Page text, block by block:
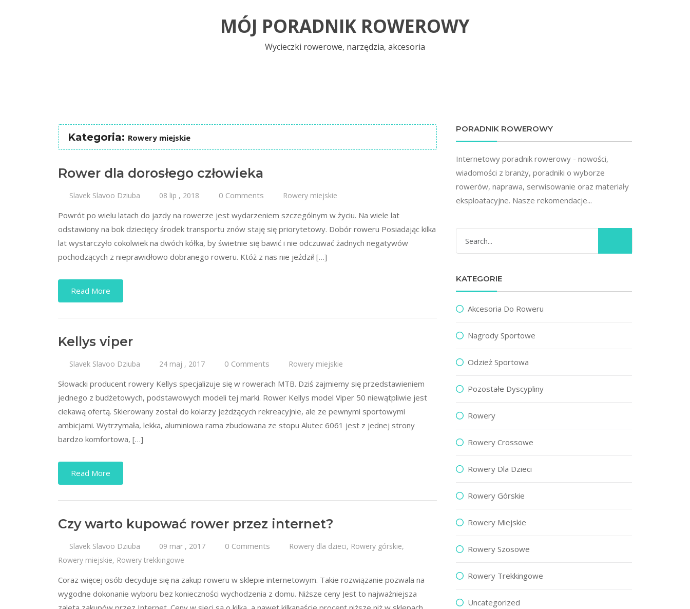
MÓJ PORADNIK ROWEROWY
Wycieczki rowerowe, narzędzia, akcesoria
Kategoria: Rowery miejskie
Rower dla dorosłego człowieka
Slavek Slavoo Dziuba 08 lip , 2018 0 Comments Rowery miejskie
Powrót po wielu latach do jazdy na rowerze jest wydarzeniem szczególnym w życiu. Na wiele lat
odstawiony na bok dziecięcy środek transportu znów staję się priorytetowy. Dobór roweru Posiadając kilka
lat wystarczyło cokolwiek na dwóch kółka, by świetnie się bawić i nie odczuwać żadnych negatywów
pochodzących z nieprawidłowo dobranego roweru. Któż z nas nie jeździł […]
Read More
Kellys viper
Slavek Slavoo Dziuba 24 maj , 2017 0 Comments Rowery miejskie
Słowacki producent rowery Kellys specjalizuje się w rowerach MTB. Dziś zajmiemy się przedstawieniem
jednego z budżetowych, podstawowych modeli tej marki. Rower Kellys model Viper 50 niewątpliwie jest
ciekawą ofertą. Skierowany został do kolarzy jeżdżących rekreacyjnie, ale ze pewnymi sportowymi
ambicjami. Wytrzymała, lekka, aluminiowa rama zbudowana ze stopu Alutec 6061 jest z jednej strony
bardzo komfortowa, […]
Read More
Czy warto kupować rower przez internet?
Slavek Slavoo Dziuba 09 mar , 2017 0 Comments Rowery dla dzieci, Rowery górskie,
Rowery miejskie, Rowery trekkingowe
Coraz więcej osób decyduje się na zakup roweru w sklepie internetowym. Takie rozwiązanie pozwala na
wygodne dokonanie wyboru bez konieczności wychodzenia z domu. Niższe ceny Jest to najważniejsza
PORADNIK ROWEROWY
Internetowy poradnik rowerowy - nowości,
wiadomości z branży, poradniki o wyborze
rowerów, naprawa, serwisowanie oraz materiały
eksploatacyjne. Nasze rekomendacje...
KATEGORIE
Akcesoria Do Roweru
Nagrody Sportowe
Odzież Sportowa
Pozostałe Dyscypliny
Rowery
Rowery Crossowe
Rowery Dla Dzieci
Rowery Górskie
Rowery Miejskie
Rowery Szosowe
Rowery Trekkingowe
Uncategorized